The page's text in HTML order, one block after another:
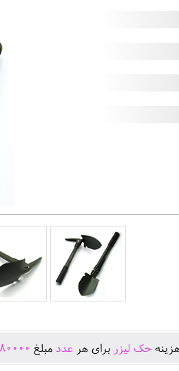
حک لیزر برای هرعدد مبلغ 80000